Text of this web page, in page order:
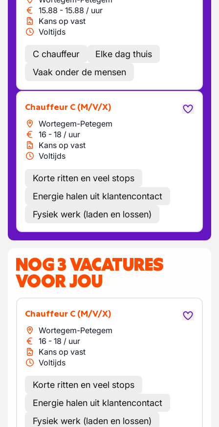
15.88 - 15.88 / uur
Kans op vast
Voltijds
C chauffeur
Elke dag thuis
Vaak onder de mensen
Chauffeur C (M/V/X)
Wortegem-Petegem
16 - 18 / uur
Kans op vast
Voltijds
Korte ritten en veel stops
Energie halen uit klantencontact
Fysiek werk (laden en lossen)
NOG 3 VACATURES
VOOR JOU
Chauffeur C (M/V/X)
Wortegem-Petegem
16 - 18 / uur
Kans op vast
Voltijds
Korte ritten en veel stops
Energie halen uit klantencontact
Fysiek werk (laden en lossen)